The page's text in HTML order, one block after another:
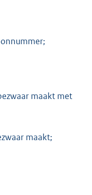
maakt met
maakt;